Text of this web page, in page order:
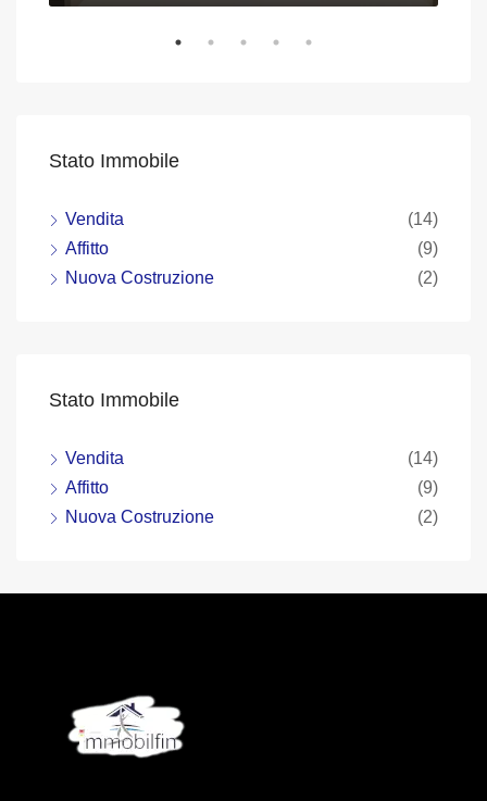
Stato Immobile
Vendita
(14)
Affitto
(9)
Nuova Costruzione
(2)
Stato Immobile
Vendita
(14)
Affitto
(9)
Nuova Costruzione
(2)